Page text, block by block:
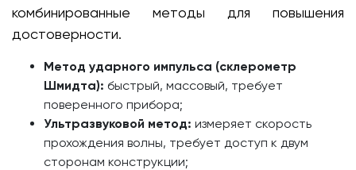
комбинированные методы для повышения
достоверности.
Метод ударного импульса (склерометр
Шмидта): быстрый, массовый, требует
поверенного прибора;
Ультразвуковой метод: измеряет скорость
прохождения волны, требует доступ к двум
сторонам конструкции;